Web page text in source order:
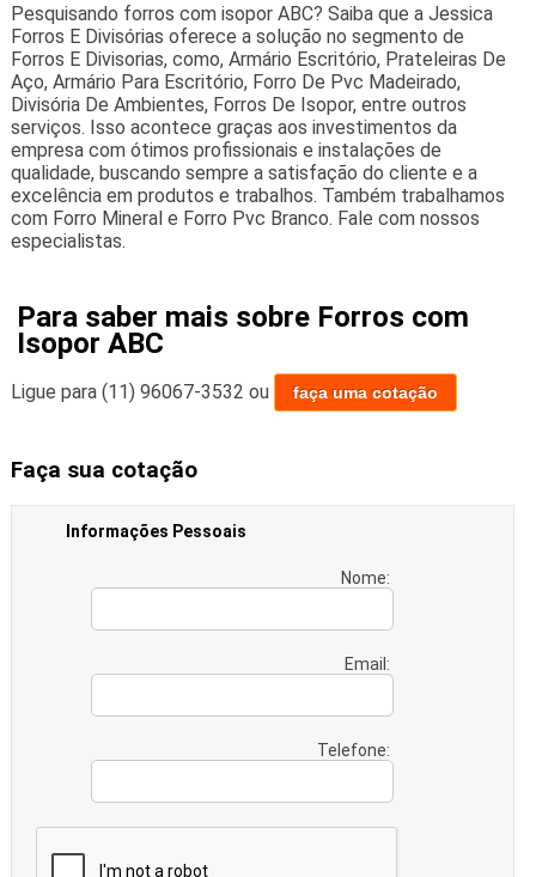
Pesquisando forros com isopor ABC? Saiba que a Jessica
Forros E Divisórias oferece a solução no segmento de
Forros E Divisorias, como, Armário Escritório, Prateleiras De
Aço, Armário Para Escritório, Forro De Pvc Madeirado,
Divisória De Ambientes, Forros De Isopor, entre outros
serviços. Isso acontece graças aos investimentos da
empresa com ótimos profissionais e instalações de
qualidade, buscando sempre a satisfação do cliente e a
excelência em produtos e trabalhos. Também trabalhamos
com Forro Mineral e Forro Pvc Branco. Fale com nossos
especialistas.
Para saber mais sobre Forros com
Isopor ABC
Ligue para (11) 96067-3532 ou faça uma cotação
Faça sua cotação
Informações Pessoais
Nome:
Email:
Telefone: